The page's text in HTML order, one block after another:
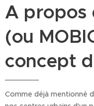
A propos
(ou
concept
Comme déjà mentionné